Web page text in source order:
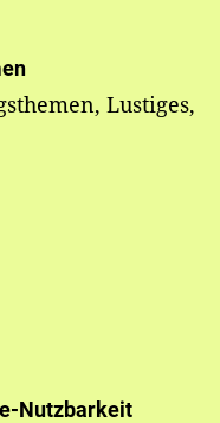
Lustiges,
Nutzbarkeit